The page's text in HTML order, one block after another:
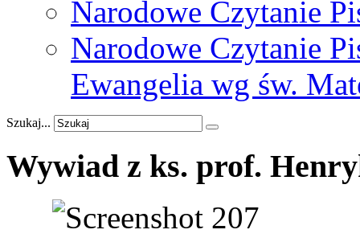
Narodowe Czytanie
Narodowe Czytanie
Ewangelia wg św.
Szukaj...
Wywiad z ks. prof.